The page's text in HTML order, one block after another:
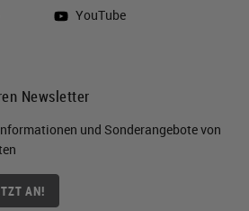
YouTube
Newsletter
und Sonderangebote von
AN!